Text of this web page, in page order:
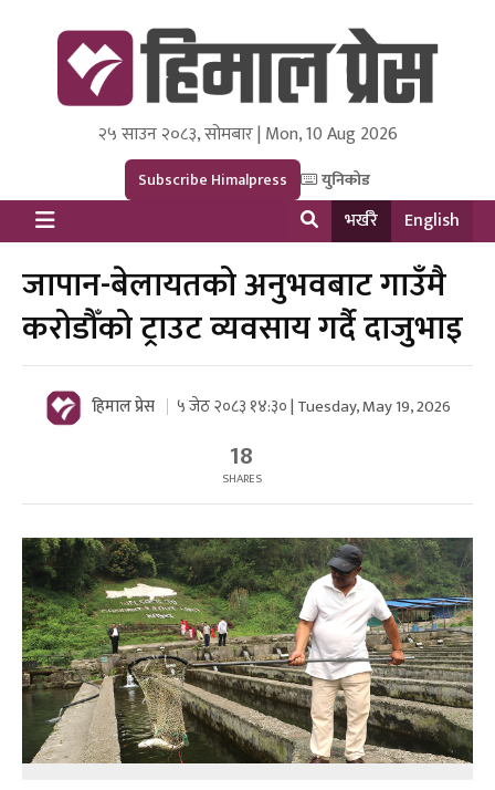
Himal Press
Dot NewsyNepal Media and Research Pvt Ltd.
२५ साउन २०८३, सोमबार | Mon, 10 Aug 2026
Subscribe Himalpress युनिकोड
भर्खरै English
जापान-बेलायतको अनुभवबाट गाउँमै
करोडौँको ट्राउट व्यवसाय गर्दै दाजुभाइ
हिमाल प्रेस ५ जेठ २०८३ १४:३० | Tuesday, May 19, 2026
18
SHARES